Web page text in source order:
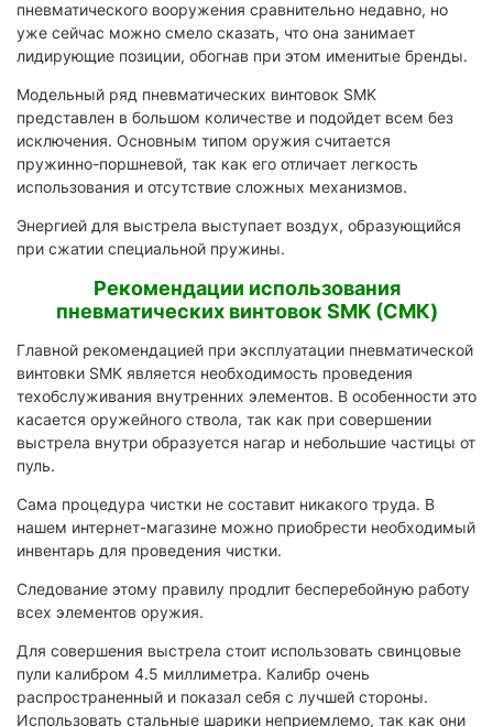
пневматического вооружения сравнительно недавно, но
уже сейчас можно смело сказать, что она занимает
лидирующие позиции, обогнав при этом именитые бренды.
Модельный ряд пневматических винтовок SMK
представлен в большом количестве и подойдет всем без
исключения. Основным типом оружия считается
пружинно-поршневой, так как его отличает легкость
использования и отсутствие сложных механизмов.
Энергией для выстрела выступает воздух, образующийся
при сжатии специальной пружины.
Рекомендации использования
пневматических винтовок SMK (СМК)
Главной рекомендацией при эксплуатации пневматической
винтовки SMK является необходимость проведения
техобслуживания внутренних элементов. В особенности это
касается оружейного ствола, так как при совершении
выстрела внутри образуется нагар и небольшие частицы от
пуль.
Сама процедура чистки не составит никакого труда. В
нашем интернет-магазине можно приобрести необходимый
инвентарь для проведения чистки.
Следование этому правилу продлит бесперебойную работу
всех элементов оружия.
Для совершения выстрела стоит использовать свинцовые
пули калибром 4.5 миллиметра. Калибр очень
распространенный и показал себя с лучшей стороны.
Использовать стальные шарики неприемлемо, так как они